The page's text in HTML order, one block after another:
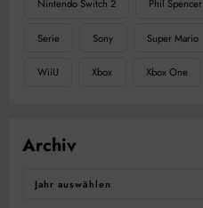
Nintendo Switch 2 Phil Spencer
Serie Sony Super Mario
WiiU Xbox Xbox One